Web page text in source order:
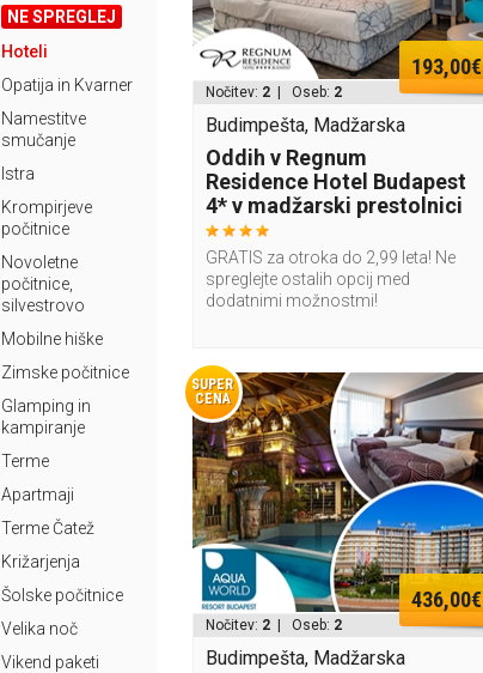
NE SPREGLEJ
Hoteli
Opatija in Kvarner
Namestitve
smučanje
Istra
Krompirjeve
počitnice
Novoletne
počitnice,
silvestrovo
Mobilne hiške
Zimske počitnice
Glamping in
kampiranje
Terme
Apartmaji
Terme Čatež
Križarjenja
Šolske počitnice
Velika noč
Vikend paketi
193,00€
Nočitev: 2 | Oseb: 2
Budimpešta, Madžarska
Oddih v Regnum
Residence Hotel Budapest
4* v madžarski prestolnici
GRATIS za otroka do 2,99 leta! Ne
spreglejte ostalih opcij med
dodatnimi možnostmi!
SUPER
CENA
436,00€
Nočitev: 2 | Oseb: 2
Budimpešta, Madžarska